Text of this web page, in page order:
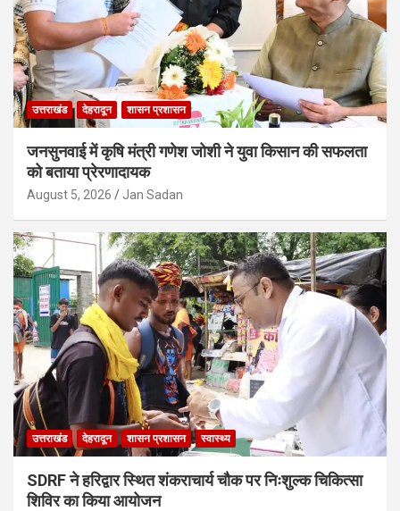
उत्तराखंड देहरादून शासन प्रशासन
जनसुनवाई में कृषि मंत्री गणेश जोशी ने युवा किसान की सफलता
को बताया प्रेरणादायक
August 5, 2026 Jan Sadan
उत्तराखंड देहरादून शासन प्रशासन स्वास्थ्य
SDRF ने हरिद्वार स्थित शंकराचार्य चौक पर निःशुल्क चिकित्सा
शिविर का किया आयोजन